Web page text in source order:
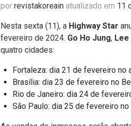
por revistakoreain atualizado em 11
Nesta sexta (11), a Highway Star
fevereiro de 2024. Go Ho Jung, Lee
quatro cidades:
Fortaleza: dia 21 de fevereiro no
Brasília: dia 23 de fevereiro no
Rio de Janeiro: dia 24 de
São Paulo: dia 25 de fevereiro no